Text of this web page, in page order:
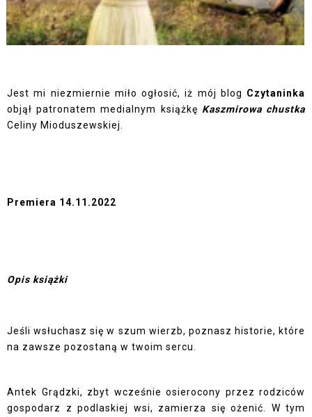
Jest mi niezmiernie miło ogłosić, iż mój blog Czytaninka
objął patronatem medialnym książkę Kaszmirowa chustka
Celiny Mioduszewskiej.
Premiera 14.11.2022
Opis książki
Jeśli wsłuchasz się w szum wierzb, poznasz historie, które
na zawsze pozostaną w twoim sercu.
Antek Grądzki, zbyt wcześnie osierocony przez rodziców
gospodarz z podlaskiej wsi, zamierza się ożenić. W tym